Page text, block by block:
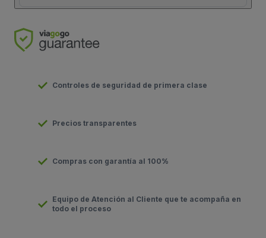
Controles de seguridad de primera clase
Precios transparentes
Compras con garantía al 100%
Equipo de Atención al Cliente que te acompaña en
todo el proceso